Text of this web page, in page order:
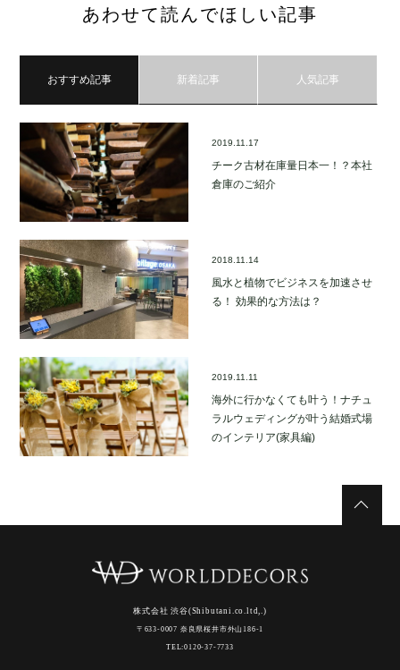
あわせて読んでほしい記事
おすすめ記事 新着記事 人気記事
2019.11.17
チーク古材在庫量日本一！？本社
倉庫のご紹介
2018.11.14
風水と植物でビジネスを加速させ
る！ 効果的な方法は？
2019.11.11
海外に行かなくても叶う！ナチュ
ラルウェディングが叶う結婚式場
のインテリア(家具編)
株式会社 渋谷(Shibutani.co.ltd,.)
〒633-0007 奈良県桜井市外山186-1
TEL:0120-37-7733